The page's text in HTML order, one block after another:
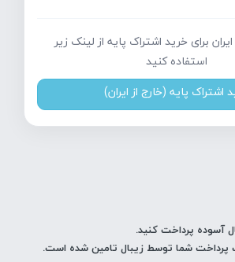
ایران برای خرید اشتراک پایه از لینک زیر
استفاده کنید
اشتراک پایه (خارج از ایران)
آسوده پرداخت کنید.
پرداخت شما توسط زیبال تامین شده است.